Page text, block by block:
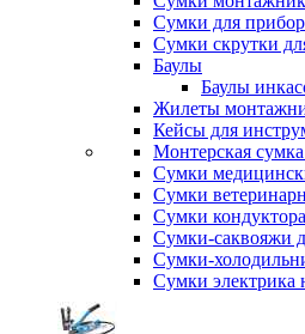
Сумки для
Сумки скрутки
Баулы
Баулы
Жилеты
Кейсы для
Монтерская
Сумки
Сумки
Сумки кондуктора
Сумки-саквояжи
Сумки-
Сумки электрика